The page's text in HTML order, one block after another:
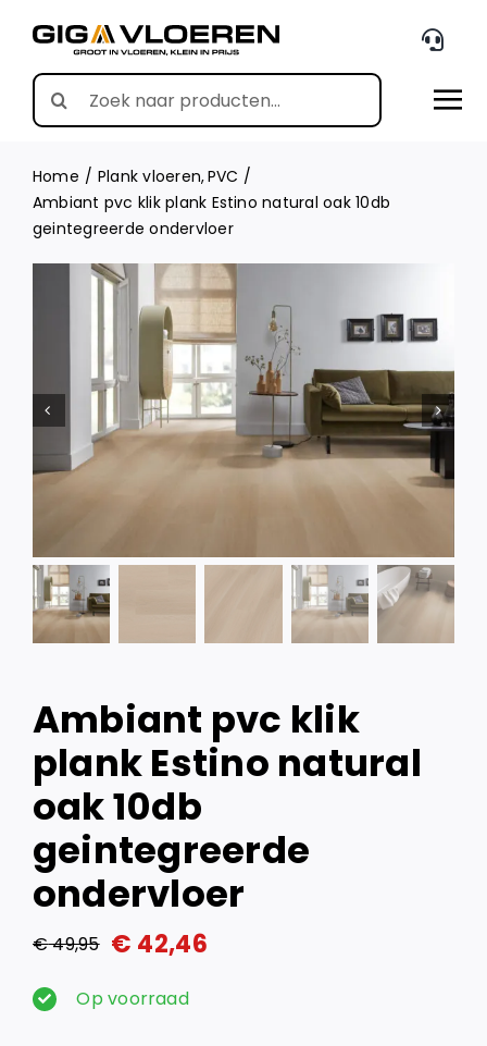
content
Search
for:
Home Plank vloeren PVC
Ambiant pvc klik plank Estino natural oak 10db
geintegreerde ondervloer
Ambiant pvc klik
plank Estino natural
oak 10db
geintegreerde
ondervloer
€49,95
Oorspronkelijke
prijs
€ 42,46
Huidige
prijsOp voorraad